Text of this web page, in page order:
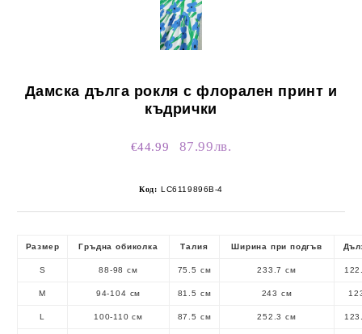
Дамска дълга рокля с флорален принт и
къдрички
€44.99 87.99лв.
Код: LC6119896B-4
Размер Гръдна обиколка Талия Ширина при подгъв
S 88-98 см 75.5 см 233.7 см
M 94-104 см 81.5 см 243 см
L 100-110 см 87.5 см 252.3 см